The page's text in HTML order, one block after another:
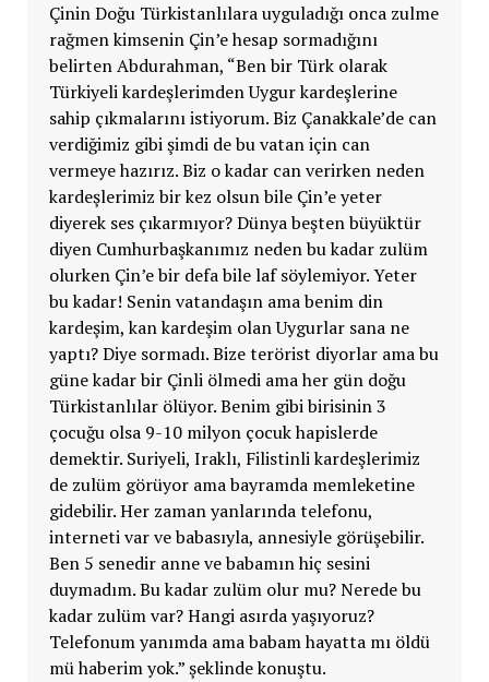
Çinin Doğu Türkistanlılara uyguladığı onca zulme
rağmen kimsenin Çin’e hesap sormadığını
belirten Abdurahman, “Ben bir Türk olarak
Türkiyeli kardeşlerimden Uygur kardeşlerine
sahip çıkmalarını istiyorum. Biz Çanakkale’de can
verdiğimiz gibi şimdi de bu vatan için can
vermeye hazırız. Biz o kadar can verirken neden
kardeşlerimiz bir kez olsun bile Çin’e yeter
diyerek ses çıkarmıyor? Dünya beşten büyüktür
diyen Cumhurbaşkanımız neden bu kadar zulüm
olurken Çin’e bir defa bile laf söylemiyor. Yeter
bu kadar! Senin vatandaşın ama benim din
kardeşim, kan kardeşim olan Uygurlar sana ne
yaptı? Diye sormadı. Bize terörist diyorlar ama bu
güne kadar bir Çinli ölmedi ama her gün doğu
Türkistanlılar ölüyor. Benim gibi birisinin 3
çocuğu olsa 9-10 milyon çocuk hapislerde
demektir. Suriyeli, Iraklı, Filistinli kardeşlerimiz
de zulüm görüyor ama bayramda memleketine
gidebilir. Her zaman yanlarında telefonu,
interneti var ve babasıyla, annesiyle görüşebilir.
Ben 5 senedir anne ve babamın hiç sesini
duymadım. Bu kadar zulüm olur mu? Nerede bu
kadar zulüm var? Hangi asırda yaşıyoruz?
Telefonum yanımda ama babam hayatta mı öldü
mü haberim yok.” şeklinde konuştu.